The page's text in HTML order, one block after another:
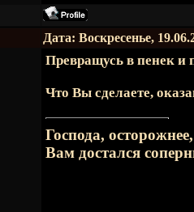
Дата: Воскресенье,
Превращусь в пенек и
Что Вы сделаете,
Господа,
Вам достался